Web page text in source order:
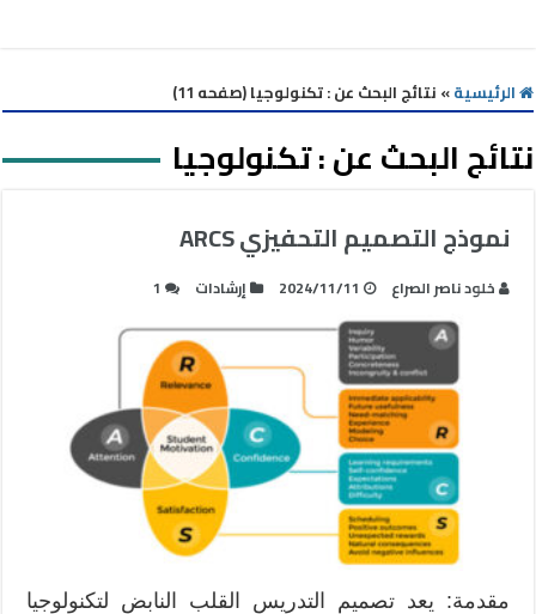
الرئيسية» نتائج البحث عن : تكنولوجيا (صفحه 11)
نتائج البحث عن :تكنولوجيا
نموذج التصميم التحفيزي ARCS
خلود ناصر الصراع 2024/11/11 إرشادات 1
مقدمة: يعد تصميم التدريس القلب النابض لتكنولوجيا